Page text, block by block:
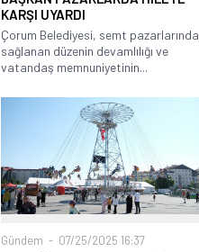
KARŞI UYARDI
Çorum Belediyesi, semt pazarlarında
sağlanan düzenin devamlılığı ve
vatandaş memnuniyetinin...
Gündem 07/25/2025 16:37